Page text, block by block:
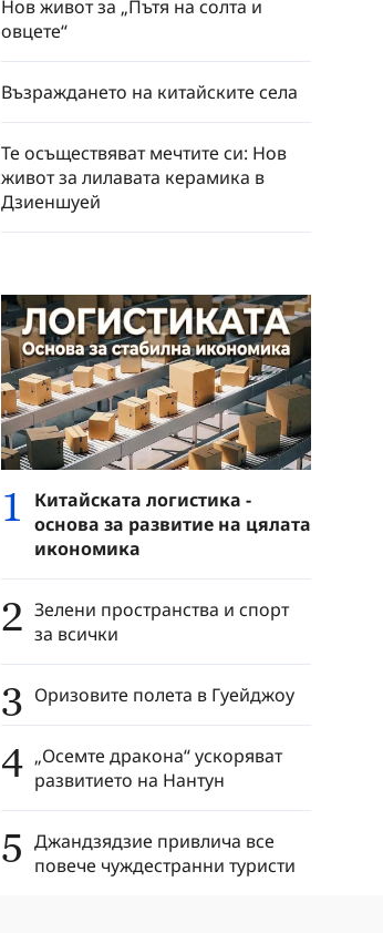
Нов живот за „Пътя на солта и
овцете“
Възраждането на китайските села
Те осъществяват мечтите си: Нов
живот за лилавата керамика в
Дзиеншуей
1
Китайската логистика -
основа за развитие на цялата
икономика
2 Зелени пространства и спорт
за всички
3 Оризовите полета в Гуейджоу
4 „Осемте дракона“ ускоряват
развитието на Нантун
5 Джандзядзие привлича все
повече чуждестранни туристи